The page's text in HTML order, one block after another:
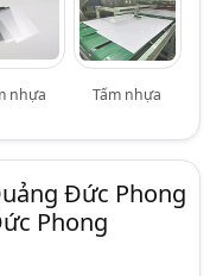
nhựa Tấm nhựa
Đức Phong
Phong